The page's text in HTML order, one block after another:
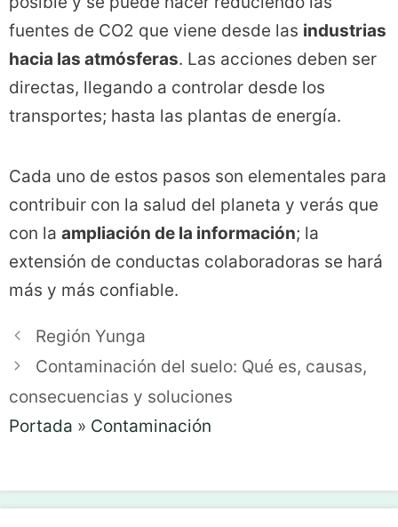
fuentes de CO2 que viene desde las industrias
hacia las atmósferas. Las acciones deben ser
directas, llegando a controlar desde los
transportes; hasta las plantas de energía.
Cada uno de estos pasos son elementales para
contribuir con la salud del planeta y verás que
con la ampliación de la información; la
extensión de conductas colaboradoras se hará
más y más confiable.
Región Yunga
Contaminación del suelo: Qué es, causas,
consecuencias y soluciones
Portada » Contaminación